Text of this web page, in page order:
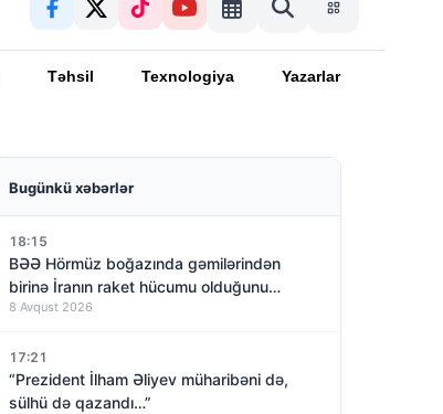
Təhsil Texnologiya Yazarlar
Bugünkü xəbərlər
18:15
BƏƏ Hörmüz boğazında gəmilərindən
birinə İranın raket hücumu olduğunu
açıqladı
8 Avqust 2026
17:21
“Prezident İlham Əliyev müharibəni də,
sülhü də qazandı…”